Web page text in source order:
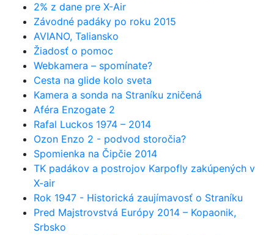
2% z dane pre X-Air
Závodné padáky po roku 2015
AVIANO, Taliansko
Žiadosť o pomoc
Webkamera – spomínate?
Cesta na glide kolo sveta
Kamera a sonda na Straníku zničená
Aféra Enzogate 2
Rafal Luckos 1974 – 2014
Ozon Enzo 2 - podvod storočia?
Spomienka na Čipčie 2014
TK padákov a postrojov Karpofly zakúpených v
X-air
Rok 1947 - Historická zaujímavosť o Straníku
Pred Majstrovstvá Európy 2014 – Kopaonik,
Srbsko